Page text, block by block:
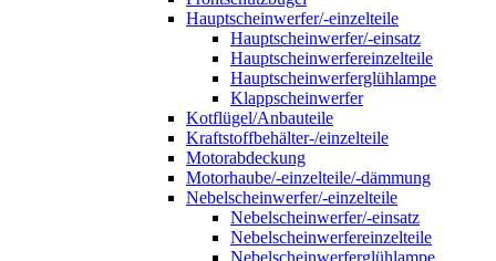
Hauptscheinwerfer/-einzelteile
Hauptscheinwerfer/-einsatz
Hauptscheinwerfereinzelteile
Hauptscheinwerferglühlampe
Klappscheinwerfer
Kotflügel/Anbauteile
Kraftstoffbehälter-/einzelteile
Motorabdeckung
Motorhaube/-einzelteile/-dämmung
Nebelscheinwerfer/-einzelteile
Nebelscheinwerfer/-einsatz
Nebelscheinwerfereinzelteile
Nebelscheinwerferglühlampe